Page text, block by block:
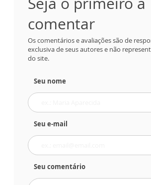
comentar
Os comentários e avaliações são de
exclusiva de seus autores e não
do site.
Seu nome
Seu e-mail
Seu comentário